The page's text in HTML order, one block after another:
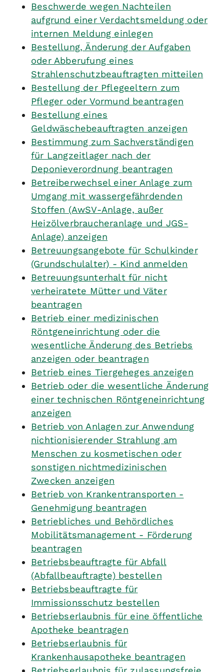
Beschwerde wegen Nachteilen
aufgrund einer Verdachtsmeldung oder
internen Meldung einlegen
Bestellung, Änderung der Aufgaben
oder Abberufung eines
Strahlenschutzbeauftragten mitteilen
Bestellung der Pflegeeltern zum
Pfleger oder Vormund beantragen
Bestellung eines
Geldwäschebeauftragten anzeigen
Bestimmung zum Sachverständigen
für Langzeitlager nach der
Deponieverordnung beantragen
Betreiberwechsel einer Anlage zum
Umgang mit wassergefährdenden
Stoffen (AwSV-Anlage, außer
Heizölverbraucheranlage und JGS-
Anlage) anzeigen
Betreuungsangebote für Schulkinder
(Grundschulalter) - Kind anmelden
Betreuungsunterhalt für nicht
verheiratete Mütter und Väter
beantragen
Betrieb einer medizinischen
Röntgeneinrichtung oder die
wesentliche Änderung des Betriebs
anzeigen oder beantragen
Betrieb eines Tiergeheges anzeigen
Betrieb oder die wesentliche Änderung
einer technischen Röntgeneinrichtung
anzeigen
Betrieb von Anlagen zur Anwendung
nichtionisierender Strahlung am
Menschen zu kosmetischen oder
sonstigen nichtmedizinischen
Zwecken anzeigen
Betrieb von Krankentransporten -
Genehmigung beantragen
Betriebliches und Behördliches
Mobilitätsmanagement - Förderung
beantragen
Betriebsbeauftragte für Abfall
(Abfallbeauftragte) bestellen
Betriebsbeauftragte für
Immissionsschutz bestellen
Betriebserlaubnis für eine öffentliche
Apotheke beantragen
Betriebserlaubnis für
Krankenhausapotheke beantragen